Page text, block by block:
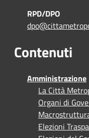
RPD/DPO
Contenuti
Amministrazione
La Città
Organi di
Elezioni